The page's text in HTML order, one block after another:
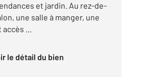
et jardin. Au rez-de-
une salle à manger, une
...
le détail du bien